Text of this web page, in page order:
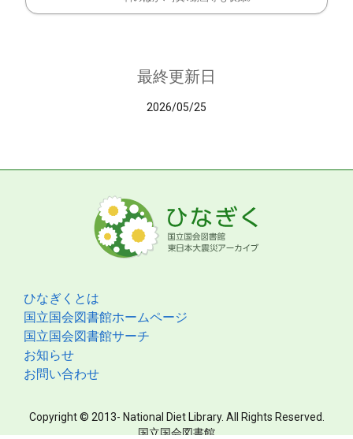
最終更新日
2026/05/25
ひなぎくとは
国立国会図書館ホームページ
国立国会図書館サーチ
お知らせ
お問い合わせ
Copyright © 2013- National Diet Library. All Rights Reserved.